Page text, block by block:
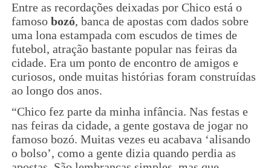
Entre as recordações deixadas por Chico está o
famosobozó, banca de apostas com dados sobre
uma lona estampada com escudos de times de
futebol, atração bastante popular nas feiras da
cidade. Era um ponto de encontro de amigos e
curiosos, onde muitas histórias foram construídas
ao longo dos anos.
“Chico fez parte da minha infância. Nas festas e
nas feiras da cidade, a gente gostava de jogar no
famoso bozó. Muitas vezes eu acabava ‘alisando
o bolso’, como a gente dizia quando perdia as